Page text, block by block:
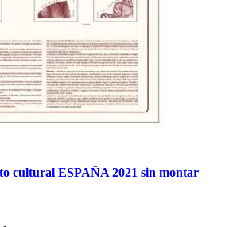
cultural ESPAÑA 2021 sin montar